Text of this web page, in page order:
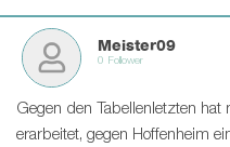
Meister09
0 Follower
Gegen den Tabellenletzten hat
erarbeitet, gegen Hoffenheim